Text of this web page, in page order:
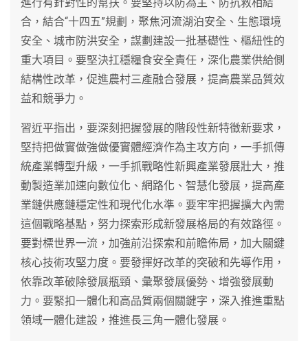
合，結合“十四五”規劃，聚焦河流湖泊安全、生態環境
安全、城市防洪安全，謀劃建設一批基礎性、樞紐性的
重大項目。要堅決扛穩糧食安全責任，深化農業供給側
結構性改革，促進農村三產融合發展，提高農業品質效
益和競爭力。
習近平指出，要深刻把握發展的階段性新特徵新要求，
堅持把做實做強做優實體經濟作為主攻方向，一手抓傳
統產業轉型升級，一手抓戰略性新興產業發展壯大，推
動製造業加速向數位化、網路化、智慧化發展，提高產
業鏈供應鏈穩定性和現代化水準。要牢牢把握擴大內需
這個戰略基點，努力探索形成新發展格局的有效路徑。
要對標世界一流，加強前沿探索和前瞻佈局，加大關鍵
核心技術攻堅力度。要發揮好改革的突破和先導作用，
依靠改革破除發展瓶頸、彙聚發展優勢、增強發展動
力。要緊扣一體化和高品質兩個關鍵字，深入推進重點
領域一體化建設，推進長三角一體化發展。